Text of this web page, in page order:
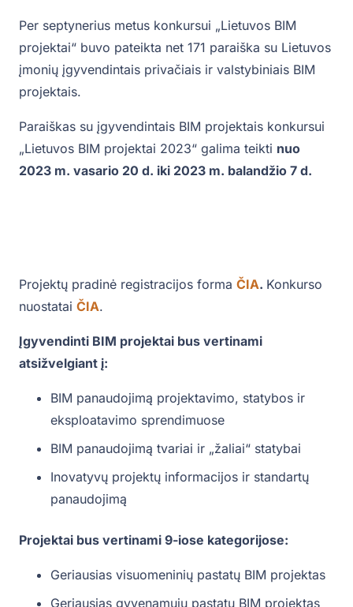
Per septynerius metus konkursui „Lietuvos BIM
projektai“ buvo pateikta net 171 paraiška su Lietuvos
įmonių įgyvendintais privačiais ir valstybiniais BIM
projektais.
Paraiškas su įgyvendintais BIM projektais konkursui
„Lietuvos BIM projektai 2023“ galima teikti nuo
2023 m. vasario 20 d. iki 2023 m. balandžio 7 d.
Projektų pradinė registracijos forma ČIA. Konkurso
nuostatai ČIA.
Įgyvendinti BIM projektai bus vertinami
atsižvelgiant į:
BIM panaudojimą projektavimo, statybos ir
eksploatavimo sprendimuose
BIM panaudojimą tvariai ir „žaliai“ statybai
Inovatyvų projektų informacijos ir standartų
panaudojimą
Projektai bus vertinami 9-iose kategorijose:
Geriausias visuomeninių pastatų BIM projektas
Geriausias gyvenamųjų pastatų BIM projektas